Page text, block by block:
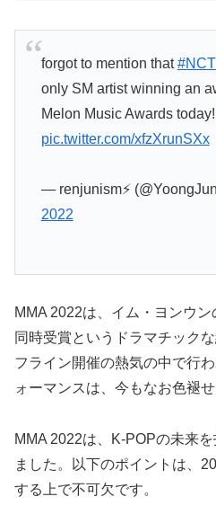
forgot to mention that
only SM artist winning an
Melon Music Awards today!
pic.twitter.com/xfzXrunSXx
— renjunism⚡️
2022
MMA 2022は、イム・ヨンウ
同時受賞というドラマチック
フライン開催の熱気の中で行
ォーマンスは、今もなお色褪
MMA 2022は、K-POPの未来
ました。以下のポイントは、
する上で不可欠です。